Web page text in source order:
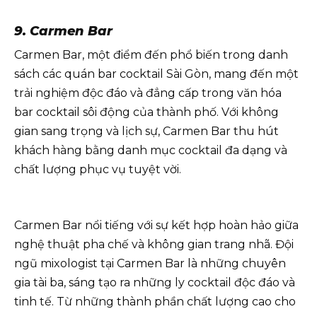
9. Carmen Bar
Carmen Bar, một điểm đến phổ biến trong danh
sách các quán bar cocktail Sài Gòn, mang đến một
trải nghiệm độc đáo và đẳng cấp trong văn hóa
bar cocktail sôi động của thành phố. Với không
gian sang trọng và lịch sự, Carmen Bar thu hút
khách hàng bằng danh mục cocktail đa dạng và
chất lượng phục vụ tuyệt vời.
Carmen Bar nổi tiếng với sự kết hợp hoàn hảo giữa
nghệ thuật pha chế và không gian trang nhã. Đội
ngũ mixologist tại Carmen Bar là những chuyên
gia tài ba, sáng tạo ra những ly cocktail độc đáo và
tinh tế. Từ những thành phần chất lượng cao cho